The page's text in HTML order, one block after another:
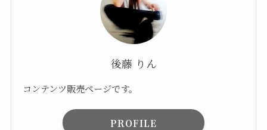
後藤 りん
コンテンツ販売ページです。
PROFILE